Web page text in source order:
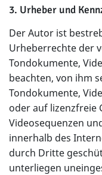
3. Urheber und
Der Autor ist
Urheberrechte der
Tondokumente,
beachten, von ihm
Tondokumente,
oder auf lizenzfreie
Videosequenzen
innerhalb des
durch Dritte
unterliegen